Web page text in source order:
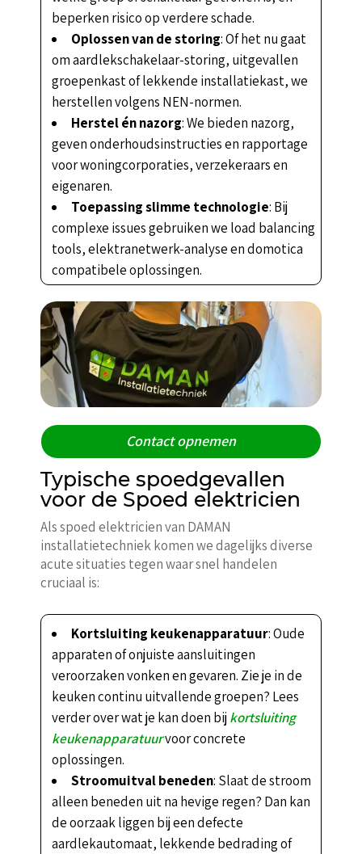
beperken risico op verdere schade.
Oplossen van de storing: Of het nu gaat
om aardlekschakelaar-storing, uitgevallen
groepenkast of lekkende installatiekast, we
herstellen volgens NEN-normen.
Herstel én nazorg: We bieden nazorg,
geven onderhoudsinstructies en rapportage
voor woningcorporaties, verzekeraars en
eigenaren.
Toepassing slimme technologie: Bij
complexe issues gebruiken we load balancing
tools, elektranetwerk-analyse en domotica
compatibele oplossingen.
Contact opnemen
Typische spoedgevallen
voor de Spoed elektricien
Als spoed elektricien van DAMAN
installatietechniek komen we dagelijks diverse
acute situaties tegen waar snel handelen
cruciaal is:
Kortsluiting keukenapparatuur: Oude
apparaten of onjuiste aansluitingen
veroorzaken vonken en gevaren. Zie je in de
keuken continu uitvallende groepen? Lees
verder over wat je kan doen bijkortsluiting
keukenapparatuurvoor concrete
oplossingen.
Stroomuitval beneden: Slaat de stroom
alleen beneden uit na hevige regen? Dan kan
de oorzaak liggen bij een defecte
aardlekautomaat, lekkende bedrading of